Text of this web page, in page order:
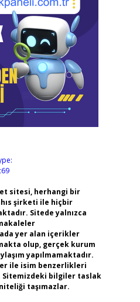
sitesi, herhangi bir
şirketi ile hiçbir
Sitede yalnızca
yer alan içerikler
olup, gerçek kurum
yapılmamaktadır.
ile isim benzerlikleri
bilgiler taslak
taşımazlar.